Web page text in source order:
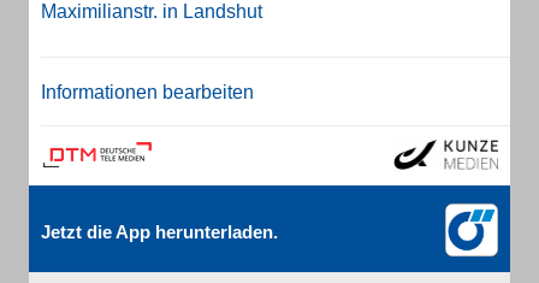
Maximilianstr. in Landshut
Informationen bearbeiten
Jetzt die App herunterladen.